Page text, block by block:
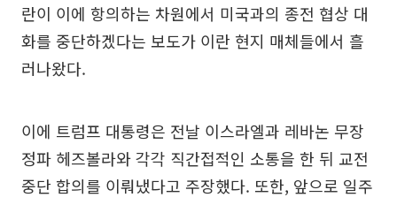
란이 이에 항의하는 차원에서 미국과의 종전 협상 대
화를 중단하겠다는 보도가 이란 현지 매체들에서 흘
러나왔다.
이에 트럼프 대통령은 전날 이스라엘과 레바논 무장
정파 헤즈볼라와 각각 직간접적인 소통을 한 뒤 교전
중단 합의를 이뤄냈다고 주장했다. 또한, 앞으로 일주